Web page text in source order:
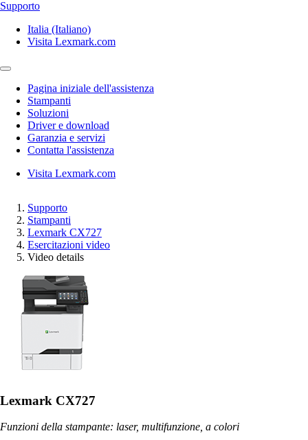
Supporto
Italia (Italiano)
Visita Lexmark.com
Pagina iniziale dell'assistenza
Stampanti
Soluzioni
Driver e download
Garanzia e servizi
Contatta l'assistenza
Visita Lexmark.com
Supporto
Stampanti
Lexmark CX727
Esercitazioni video
Video details
Lexmark CX727
Funzioni della stampante: laser, multifunzione, a colori